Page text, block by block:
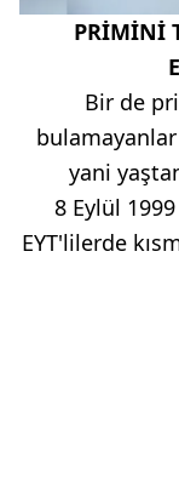
PRİMİNİ
Bir de
yani
8 Eylül
EYT'lilerde